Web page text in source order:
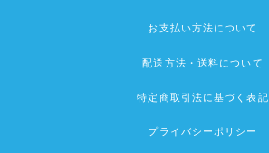
お支払い方法について
配送方法・送料について
特定商取引法に基づく表記
プライバシーポリシー